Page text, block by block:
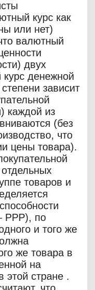
курс как
или нет)
валютный
двух
денежной
зависит
каждой из
(без
что
цены товара).
товаров и
РРР), по
и того же
же товара в
на
этой стране .